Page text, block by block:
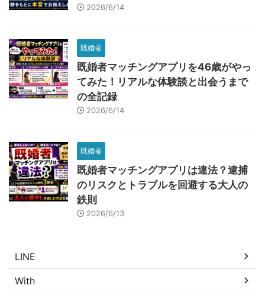
2026/6/14
既婚者
既婚者マッチングアプリを46歳がやっ
てみた！リアルな体験談と出会うまで
の全記録
2026/6/14
既婚者
既婚者マッチングアプリは違法？逮捕
のリスクとトラブルを回避する大人の
鉄則
2026/6/13
LINE
With